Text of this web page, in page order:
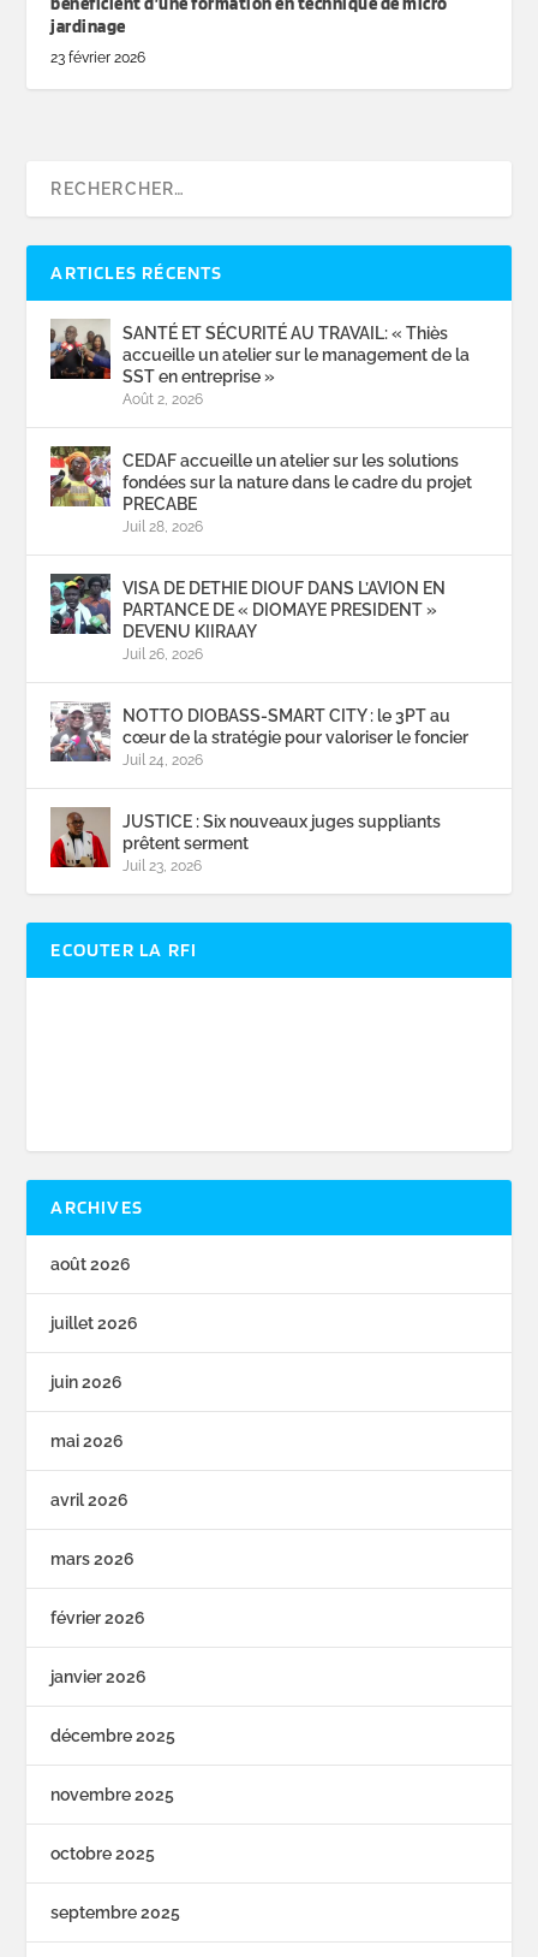
jardinage
23 février 2026
ARTICLES RÉCENTS
SANTÉ ET SÉCURITÉ AU TRAVAIL: « Thiès
accueille un atelier sur le management de la
SST en entreprise »
Août 2, 2026
CEDAF accueille un atelier sur les solutions
fondées sur la nature dans le cadre du projet
PRECABE
Juil 28, 2026
VISA DE DETHIE DIOUF DANS L’AVION EN
PARTANCE DE « DIOMAYE PRESIDENT »
DEVENU KIIRAAY
Juil 26, 2026
NOTTO DIOBASS-SMART CITY : le 3PT au
cœur de la stratégie pour valoriser le foncier
Juil 24, 2026
JUSTICE : Six nouveaux juges suppliants
prêtent serment
Juil 23, 2026
ECOUTER LA RFI
ARCHIVES
août 2026
juillet 2026
juin 2026
mai 2026
avril 2026
mars 2026
février 2026
janvier 2026
décembre 2025
novembre 2025
octobre 2025
septembre 2025